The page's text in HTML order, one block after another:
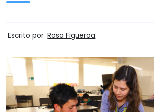
Escrito por Rosa Figueroa